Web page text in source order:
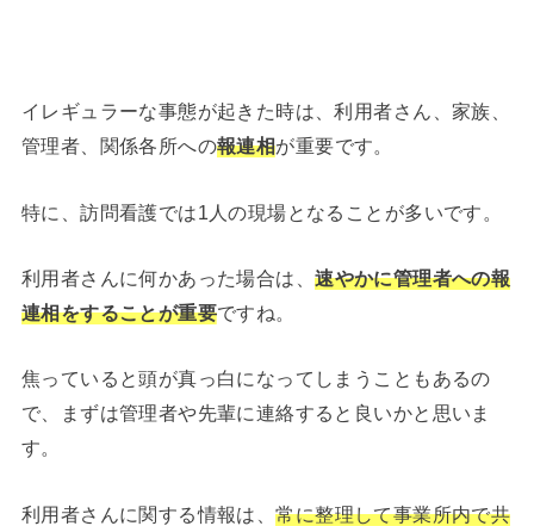
イレギュラーな事態が起きた時は、利用者さん、家族、
管理者、関係各所への報連相が重要です。
特に、訪問看護では1人の現場となることが多いです。
利用者さんに何かあった場合は、速やかに管理者への報
連相をすることが重要ですね。
焦っていると頭が真っ白になってしまうこともあるの
で、まずは管理者や先輩に連絡すると良いかと思いま
す。
利用者さんに関する情報は、常に整理して事業所内で共